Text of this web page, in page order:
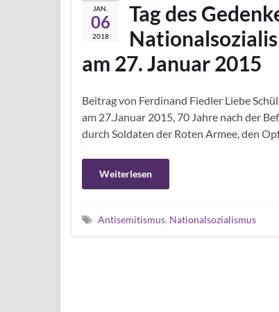
JAN.
06
2018
Tag des
am 27. Januar 2015
Beitrag von Ferdinand Fiedler Liebe
am 27.Januar 2015, 70 Jahre nach der
durch Soldaten der Roten Armee, den
Weiterlesen
Antisemitismus, Nationalsozialismus